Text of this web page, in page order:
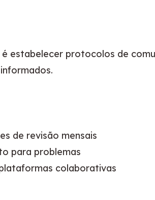
estabelecer protocolos de
de revisão mensais
para problemas
colaborativas